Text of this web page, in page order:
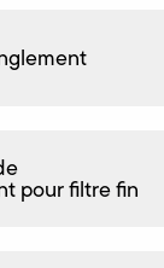
pour filtre fin